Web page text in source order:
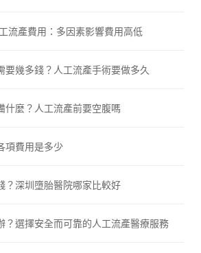
流產費用：多因素影響費用高低
要幾多錢？人工流產手術要做多久
什麼？人工流產前要空腹嗎
項費用是多少
？深圳墮胎醫院哪家比較好
？選擇安全而可靠的人工流產醫療服務